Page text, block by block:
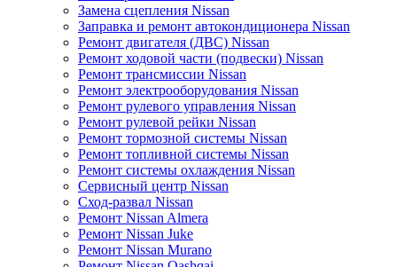
Замена сцепления Nissan
Заправка и ремонт автокондиционера Nissan
Ремонт двигателя (ДВС) Nissan
Ремонт ходовой части (подвески) Nissan
Ремонт трансмиссии Nissan
Ремонт электрооборудования Nissan
Ремонт рулевого управления Nissan
Ремонт рулевой рейки Nissan
Ремонт тормозной системы Nissan
Ремонт топливной системы Nissan
Ремонт системы охлаждения Nissan
Сервисный центр Nissan
Сход-развал Nissan
Ремонт Nissan Almera
Ремонт Nissan Juke
Ремонт Nissan Murano